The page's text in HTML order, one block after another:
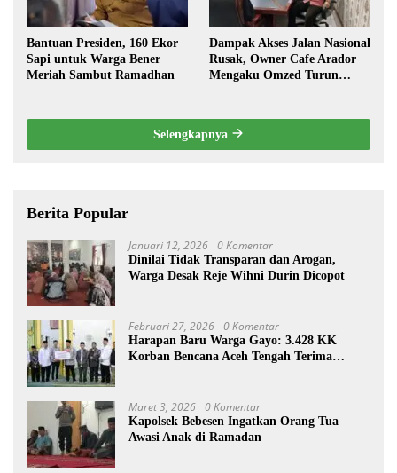
Bantuan Presiden, 160 Ekor
Sapi untuk Warga Bener
Meriah Sambut Ramadhan
Dampak Akses Jalan Nasional
Rusak, Owner Cafe Arador
Mengaku Omzed Turun
Selengkapnya
Berita Popular
Januari 12, 2026 0 Komentar
Dinilai Tidak Transparan dan Arogan,
Warga Desak Reje Wihni Durin Dicopot
Februari 27, 2026 0 Komentar
Harapan Baru Warga Gayo: 3.428 KK
Korban Bencana Aceh Tengah Terima
Maret 3, 2026 0 Komentar
Kapolsek Bebesen Ingatkan Orang Tua
Awasi Anak di Ramadan